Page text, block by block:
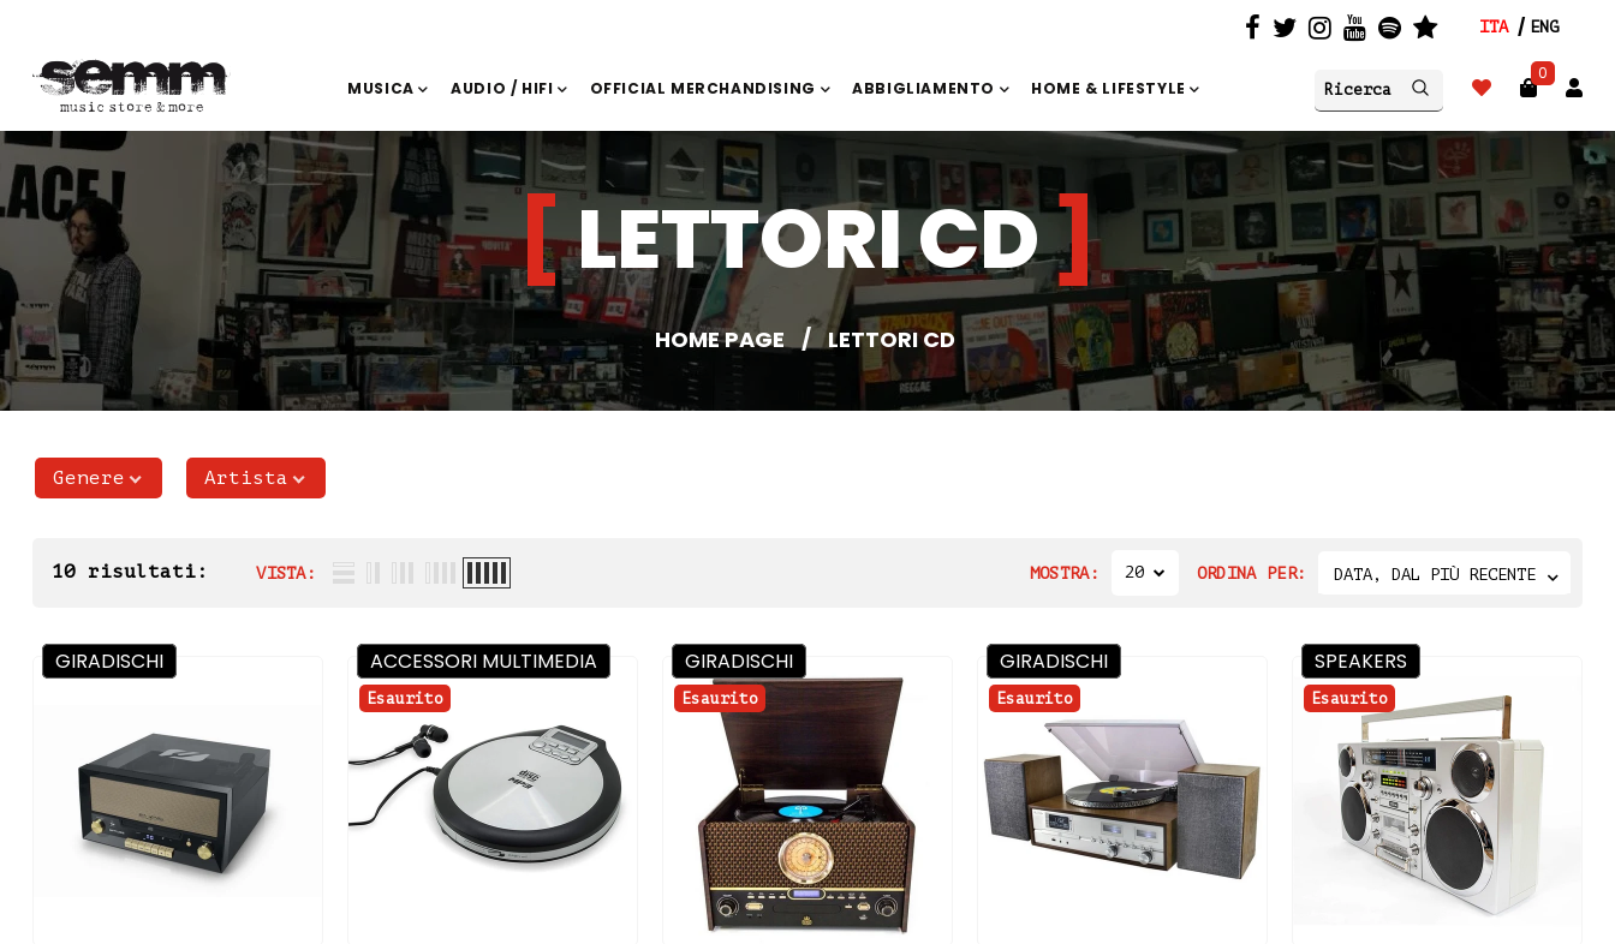
ITA ENG
MUSICA AUDIO / HIFI OFFICIAL MERCHANDISING ABBIGLIAMENTO HOME & LIFESTYLE
0
LETTORI CD
HOME PAGE / LETTORI CD
Genere Artista
10 risultati: VISTA: MOSTRA: 20 ORDINA PER: DATA, DAL PIÙ RECENTE
GIRADISCHI
Esaurito
ACCESSORI MULTIMEDIA
Esaurito
GIRADISCHI
Esaurito
GIRADISCHI
Esaurito
SPEAKERS